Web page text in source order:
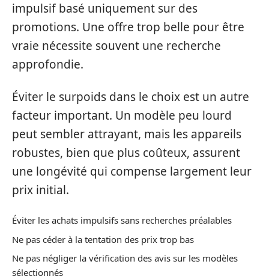
impulsif basé uniquement sur des
promotions. Une offre trop belle pour être
vraie nécessite souvent une recherche
approfondie.
Éviter le surpoids dans le choix est un autre
facteur important. Un modèle peu lourd
peut sembler attrayant, mais les appareils
robustes, bien que plus coûteux, assurent
une longévité qui compense largement leur
prix initial.
Éviter les achats impulsifs sans recherches préalables
Ne pas céder à la tentation des prix trop bas
Ne pas négliger la vérification des avis sur les modèles
sélectionnés